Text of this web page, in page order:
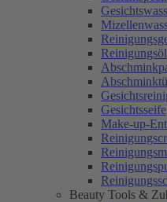
Reinigungsöl
Gesichtsseife
Make-up-
Beauty Tools &